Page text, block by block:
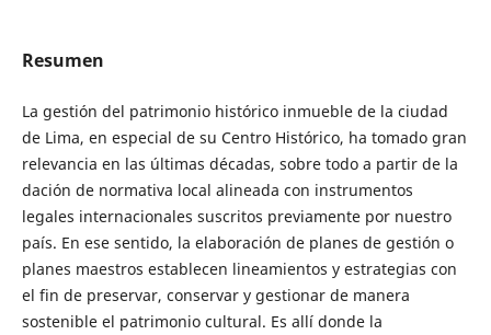
Resumen
La gestión del patrimonio histórico inmueble de la ciudad
de Lima, en especial de su Centro Histórico, ha tomado gran
relevancia en las últimas décadas, sobre todo a partir de la
dación de normativa local alineada con instrumentos
legales internacionales suscritos previamente por nuestro
país. En ese sentido, la elaboración de planes de gestión o
planes maestros establecen lineamientos y estrategias con
el fin de preservar, conservar y gestionar de manera
sostenible el patrimonio cultural. Es allí donde la